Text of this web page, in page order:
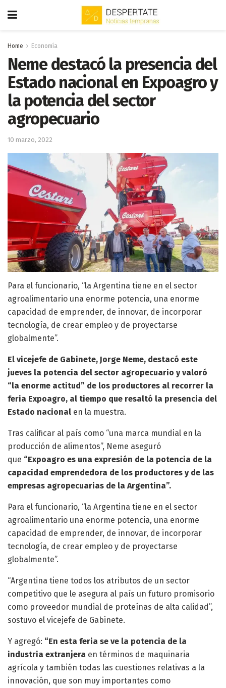
Home Economía
Neme destacó la presencia del
Estado nacional en Expoagro y
la potencia del sector
agropecuario
10 marzo, 2022
Para el funcionario, “la Argentina tiene en el sector
agroalimentario una enorme potencia, una enorme
capacidad de emprender, de innovar, de incorporar
tecnología, de crear empleo y de proyectarse
globalmente”.
El vicejefe de Gabinete, Jorge Neme, destacó este
jueves la potencia del sector agropecuario y valoró
“la enorme actitud” de los productores al recorrer la
feria Expoagro, al tiempo que resaltó la presencia del
Estado nacional en la muestra.
Tras calificar al país como “una marca mundial en la
producción de alimentos”, Neme aseguró
que “Expoagro es una expresión de la potencia de la
capacidad emprendedora de los productores y de las
empresas agropecuarias de la Argentina”.
Para el funcionario, “la Argentina tiene en el sector
agroalimentario una enorme potencia, una enorme
capacidad de emprender, de innovar, de incorporar
tecnología, de crear empleo y de proyectarse
globalmente”.
“Argentina tiene todos los atributos de un sector
competitivo que le asegura al país un futuro promisorio
como proveedor mundial de proteínas de alta calidad”,
sostuvo el vicejefe de Gabinete.
Y agregó: “En esta feria se ve la potencia de la
industria extranjera en términos de maquinaria
agrícola y también todas las cuestiones relativas a la
innovación, que son muy importantes como